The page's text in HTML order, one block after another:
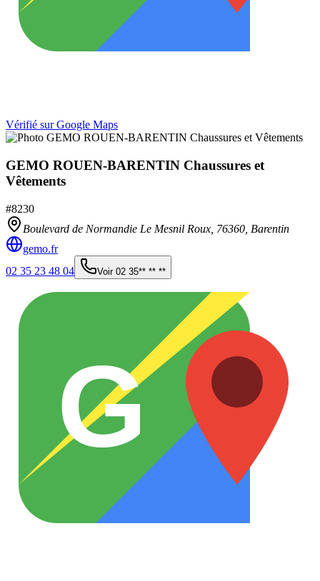
Vérifié sur Google Maps
GEMO ROUEN-BARENTIN Chaussures et
Vêtements
#8230
Boulevard de Normandie Le Mesnil Roux, 76360 Barentin
gemo.fr
02 35 23 48 04
Voir 02 35** ** **
G